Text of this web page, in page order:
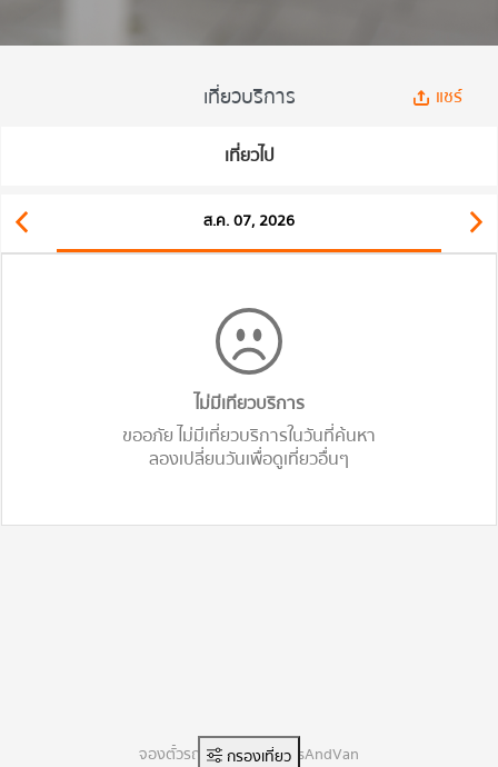
เที่ยวบริการ แชร์
เที่ยวไป
ส.ค. 07, 2026
ไม่มีเทียวบริการ
ขออภัย ไม่มีเที่ยวบริการในวันที่ค้นหา
ลองเปลี่ยนวันเพื่อดูเที่ยวอื่นๆ
กรองเที่ยว
จองตั๋วรถทัวร์ออนไลน์ BusAndVan